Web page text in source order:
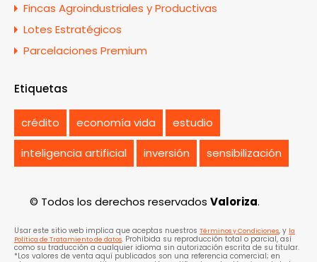
Fincas Agroindustriales y Productivas
Lotes Estratégicos
Parcelaciones Premium
Etiquetas
crédito economía vida estudio
inteligencia artificial inversión sensibilización
© Todos los derechos reservados Valoriza.
Usar este sitio web implica que aceptas nuestros Términos y Condiciones, y la
Política de Tratamiento de datos. Prohibida su reproducción total o parcial, así
como su traducción a cualquier idioma sin autorización escrita de su titular.
*Los valores de venta aquí publicados son una referencia comercial; en